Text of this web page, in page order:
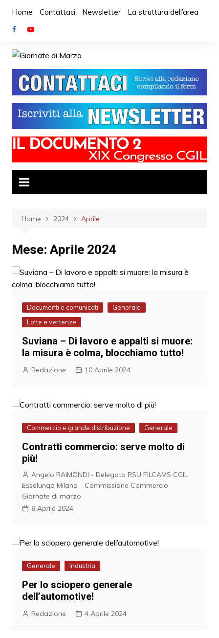
contenuto
Home Contattaci Newsletter La struttura dell’area
Home 2024 Aprile
Mese:Aprile 2024
Documenti e comunicati
Generale
Lotte e vertenze
Suviana – Di lavoro e appalti si muore:
la misura è colma, blocchiamo tutto!
Redazione 10 Aprile 2024
Commercio e grande distribuzione Generale
Contratti commercio: serve molto di
più!
Angelo RAIMONDI - Delegato RSU FILCAMS CGIL
Esselunga Milano - Commissione Commercio
Giornate di marzo
8 Aprile 2024
Generale Industria
Per lo sciopero generale
dell’automotive!
Redazione 4 Aprile 2024